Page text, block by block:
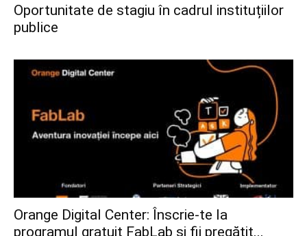
Oportunitate de stagiu în cadrul instituțiilor
publice
Orange Digital Center: Înscrie-te la
programul gratuit FabLab și fii pregătit...